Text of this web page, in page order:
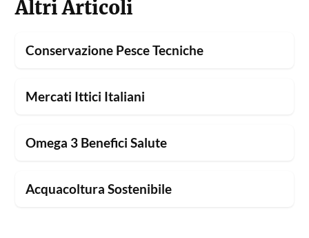
Altri Articoli
Conservazione Pesce Tecniche
Mercati Ittici Italiani
Omega 3 Benefici Salute
Acquacoltura Sostenibile